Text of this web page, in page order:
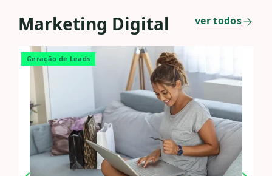
Marketing Digital ver todos
Geração de Leads